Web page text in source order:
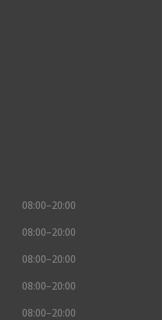
08:00–20:00
08:00–20:00
08:00–20:00
08:00–20:00
08:00–20:00